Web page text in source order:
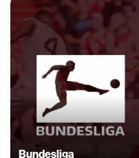
Bundesliga